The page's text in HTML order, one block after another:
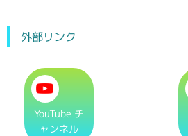
外部リンク
YouTube チ
ャンネル